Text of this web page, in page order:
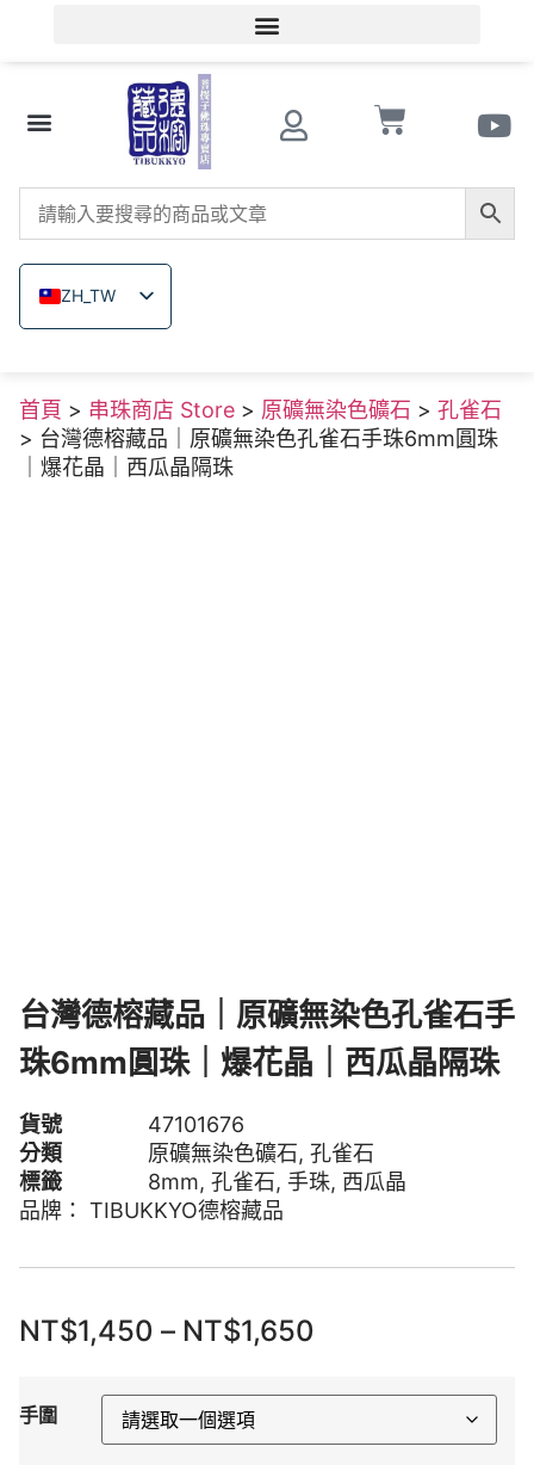
ZH_TW
EN
TH
VI
首頁 > 串珠商店 Store > 原礦無染色礦石 > 孔雀石
> 台灣德榕藏品｜原礦無染色孔雀石手珠6mm圓珠
｜爆花晶｜西瓜晶隔珠
台灣德榕藏品｜原礦無染色孔雀石手
珠6mm圓珠｜爆花晶｜西瓜晶隔珠
貨號
47101676
分類
原礦無染色礦石, 孔雀石
標籤
8mm, 孔雀石, 手珠, 西瓜晶
品牌： TIBUKKYO德榕藏品
NT$1,450 – NT$1,650
手圍